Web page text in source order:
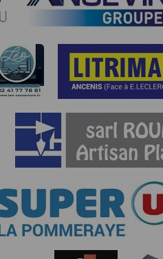
:
vous inscrivez et utilisez les
pas l'application, mais afin de
l'application. Si vous souhaitez
appareil.
si l'utilisateur souhaite
sur vos cartes de crédit ou de débit